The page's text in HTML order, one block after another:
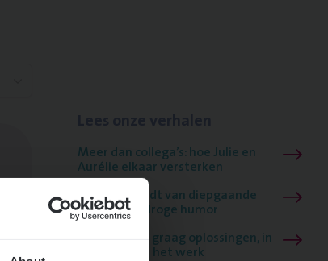
Meer dan collega’s: hoe Julie en
Aurélie elkaar versterken
Mathias houdt van diepgaande
dossiers én droge humor
Thalia zoekt graag oplossingen, in
games én op het werk